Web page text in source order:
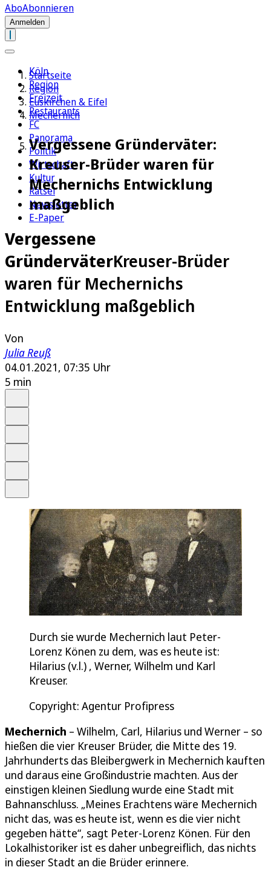
AboAbonnieren
Anmelden
Köln
Region
Freizeit
Restaurants
FC
Panorama
Politik
Wirtschaft
Kultur
Rätsel
Newsletter
E-Paper
Startseite
Region
Euskirchen & Eifel
Mechernich
Vergessene Gründerväter:
Kreuser-Brüder waren für
Mechernichs Entwicklung
maßgeblich
Vergessene
GründerväterKreuser-Brüder
waren für Mechernichs
Entwicklung maßgeblich
Von
Julia Reuß
04.01.2021, 07:35 Uhr
5 min
Durch sie wurde Mechernich laut Peter-
Lorenz Könen zu dem, was es heute ist:
Hilarius (v.l.) , Werner, Wilhelm und Karl
Kreuser.
Copyright: Agentur Profipress
Mechernich – Wilhelm, Carl, Hilarius und Werner – so
hießen die vier Kreuser Brüder, die Mitte des 19.
Jahrhunderts das Bleibergwerk in Mechernich kauften
und daraus eine Großindustrie machten. Aus der
einstigen kleinen Siedlung wurde eine Stadt mit
Bahnanschluss. „Meines Erachtens wäre Mechernich
nicht das, was es heute ist, wenn es die vier nicht
gegeben hätte“, sagt Peter-Lorenz Könen. Für den
Lokalhistoriker ist es daher unbegreiflich, das nichts
in dieser Stadt an die Brüder erinnere.